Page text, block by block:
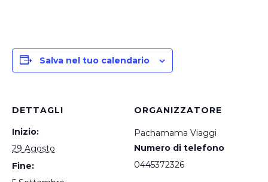
Salva nel tuo calendario
DETTAGLI
Inizio:
29 Agosto
Fine:
ORGANIZZATORE
Pachamama Viaggi
Numero di telefono
0445372326